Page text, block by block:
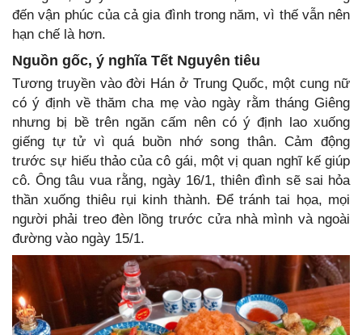
đến vận phúc của cả gia đình trong năm, vì thế vẫn nên
hạn chế là hơn.
Nguồn gốc, ý nghĩa Tết Nguyên tiêu
Tương truyền vào đời Hán ở Trung Quốc, một cung nữ
có ý định về thăm cha mẹ vào ngày rằm tháng Giêng
nhưng bị bề trên ngăn cấm nên có ý định lao xuống
giếng tự tử vì quá buồn nhớ song thân. Cảm động
trước sự hiếu thảo của cô gái, một vị quan nghĩ kế giúp
cô. Ông tâu vua rằng, ngày 16/1, thiên đình sẽ sai hỏa
thần xuống thiêu rụi kinh thành. Để tránh tai họa, mọi
người phải treo đèn lồng trước cửa nhà mình và ngoài
đường vào ngày 15/1.